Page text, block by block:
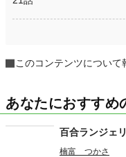
このコンテンツについて
あなたにおすすめ
百合ランジェ
楠富 つかさ